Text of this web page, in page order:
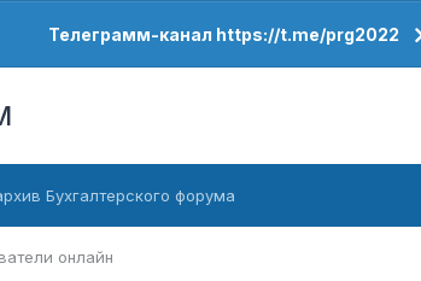
Телеграмм-канал https://t.me/prg2022
онлайн
Бухгалтерского форума